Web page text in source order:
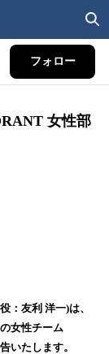
フォロー
女性部
：友利 洋一)は、
女性チーム
いたします。